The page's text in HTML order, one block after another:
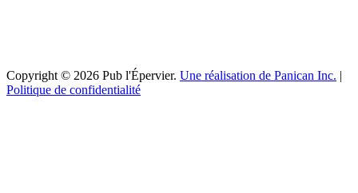
Copyright © 2026 Pub l'Épervier. Une réalisation de Panican Inc. |
Politique de confidentialité